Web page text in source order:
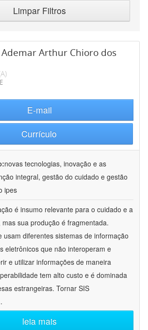
Limpar Filtros
Ademar Arthur Chioro dos
E-mail
Currículo
novas tecnologias, inovação e as
integral, gestão do cuidado e gestão
ipes
é insumo relevante para o cuidado e a
sua produção é fragmentada.
usam diferentes sistemas de informação
eletrônicos que não interoperam e
e utilizar informações de maneira
tem alto custo e é dominada
estrangeiras. Tornar SIS
leia mais